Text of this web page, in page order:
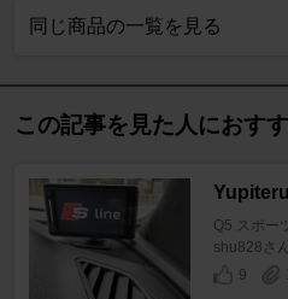
同じ商品の一覧を見る
この記事を見た人におす
Q5 スポー
shu828さ
9